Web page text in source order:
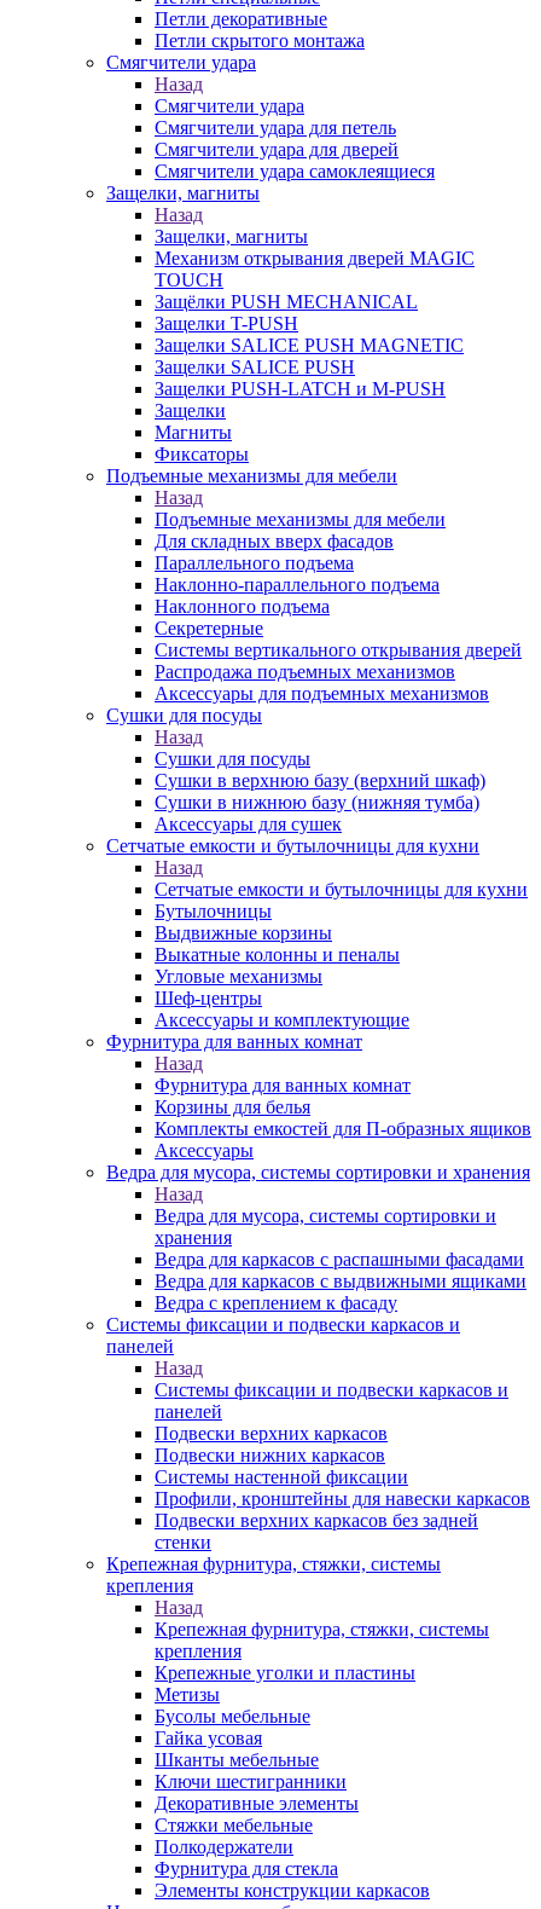
Петли декоративные
Петли скрытого монтажа
Смягчители удара
Назад
Смягчители удара
Смягчители удара для петель
Смягчители удара для дверей
Cмягчители удара самоклеящиеся
Защелки, магниты
Назад
Защелки, магниты
Механизм открывания дверей MAGIC
TOUCH
Защёлки PUSH MECHANICAL
Защелки T-PUSH
Защелки SALICE PUSH MAGNETIC
Защелки SALICE PUSH
Защелки PUSH-LATCH и M-PUSH
Защелки
Магниты
Фиксаторы
Подъемные механизмы для мебели
Назад
Подъемные механизмы для мебели
Для складных вверх фасадов
Параллельного подъема
Наклонно-параллельного подъема
Наклонного подъема
Секретерные
Системы вертикального открывания дверей
Распродажа подъемных механизмов
Аксессуары для подъемных механизмов
Сушки для посуды
Назад
Сушки для посуды
Сушки в верхнюю базу (верхний шкаф)
Сушки в нижнюю базу (нижняя тумба)
Аксессуары для сушек
Сетчатые емкости и бутылочницы для кухни
Назад
Сетчатые емкости и бутылочницы для кухни
Бутылочницы
Выдвижные корзины
Выкатные колонны и пеналы
Угловые механизмы
Шеф-центры
Аксессуары и комплектующие
Фурнитура для ванных комнат
Назад
Фурнитура для ванных комнат
Корзины для белья
Комплекты емкостей для П-образных ящиков
Аксессуары
Ведра для мусора, системы сортировки и хранения
Назад
Ведра для мусора, системы сортировки и
хранения
Ведра для каркасов с распашными фасадами
Ведра для каркасов с выдвижными ящиками
Ведра с креплением к фасаду
Системы фиксации и подвески каркасов и
панелей
Назад
Системы фиксации и подвески каркасов и
панелей
Подвески верхних каркасов
Подвески нижних каркасов
Системы настенной фиксации
Профили, кронштейны для навески каркасов
Подвески верхних каркасов без задней
стенки
Крепежная фурнитура, стяжки, системы
крепления
Назад
Крепежная фурнитура, стяжки, системы
крепления
Крепежные уголки и пластины
Метизы
Бусолы мебельные
Гайка усовая
Шканты мебельные
Ключи шестигранники
Декоративные элементы
Стяжки мебельные
Полкодержатели
Фурнитура для стекла
Элементы конструкции каркасов